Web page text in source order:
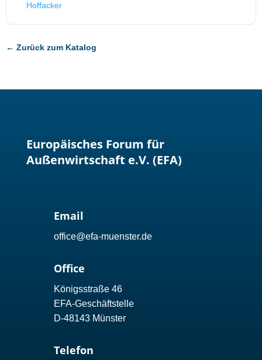
Hoffacker
← Zurück zum Katalog
Europäisches Forum für
Außenwirtschaft e.V. (EFA)
Email
office@efa-muenster.de
Office
Königsstraße 46
EFA-Geschäftstelle
D-48143 Münster
Telefon